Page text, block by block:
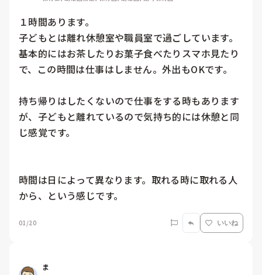
１時間あります。
子どもとは離れ休憩室や職員室で過ごしています。
基本的にはお茶したりお菓子食べたりスマホ見たり
で、この時間は仕事はしません。外出もOKです。
持ち帰りはしたくないので仕事をする時もあります
が、子どもと離れているので気持ち的には休憩と同
じ感覚です。
時間は日によって異なります。取れる時に取れる人
から、という感じです。
01/20 いいね
ま